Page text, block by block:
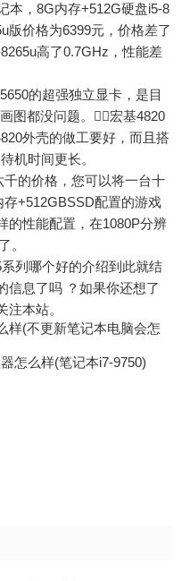
本，8G内存+512G硬盘i5-8
版价格为6399元，价格差了
高了0.7GHz，性能差
的超强独立显卡，是目
图都没问题。；宏基4820
外壳的做工要好，而且搭
机时间更长。
的价格，您可以将一台十
+512GBSSD配置的游戏
的性能配置，在1080P分辨
。
列哪个好的介绍到此就结
信息了吗 ？如果你还想了
本站。
样(不更新笔记本电脑会怎
怎么样(笔记本i7-9750)